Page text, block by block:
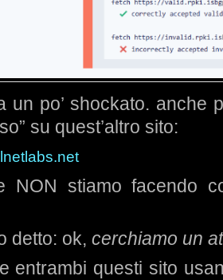
un po’ shockato. anche
su quest’altro sito:
NON stiamo facendo
detto: ok, cerchiamo un
entrambi questi sito